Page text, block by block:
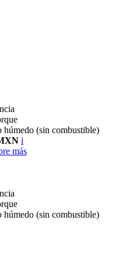
húmedo (sin combustible)
i
más
húmedo (sin combustible)